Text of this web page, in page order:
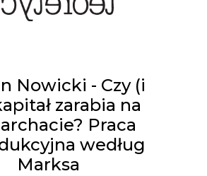
Nowicki - Czy (i
zarabia na
Praca
według
Marksa